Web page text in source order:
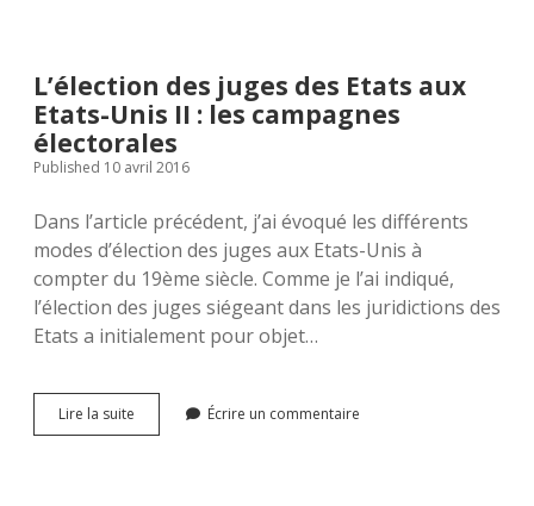
Etats-
Unis
III
:
le
des
campagnes
électorales
L’élection des juges des Etats aux
Etats-Unis II : les campagnes
électorales
Published 10 avril 2016
Dans l’article précédent, j’ai évoqué les différents
modes d’élection des juges aux Etats-Unis à
compter du 19ème siècle. Comme je l’ai indiqué,
l’élection des juges siégeant dans les juridictions des
Etats a initialement pour objet…
Lire la suite L’élection
des
Écrire un commentaire